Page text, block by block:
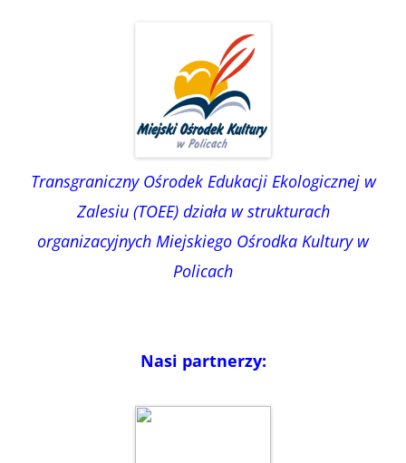
Transgraniczny Ośrodek Edukacji Ekologicznej w
Zalesiu (TOEE) działa w strukturach
organizacyjnych Miejskiego Ośrodka Kultury w
Policach
Nasi partnerzy: